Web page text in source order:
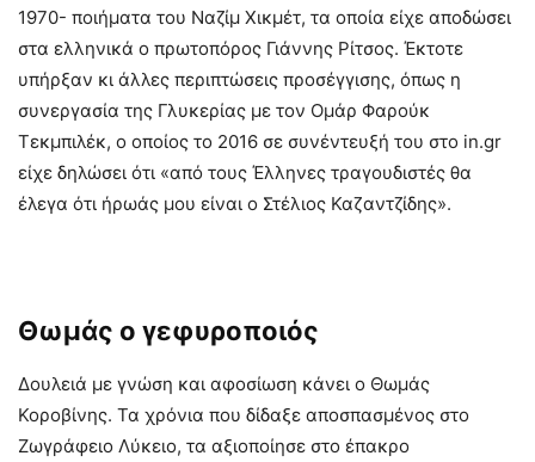
1970- ποιήματα του Ναζίμ Χικμέτ, τα οποία είχε αποδώσει
στα ελληνικά ο πρωτοπόρος Γιάννης Ρίτσος. Έκτοτε
υπήρξαν κι άλλες περιπτώσεις προσέγγισης, όπως η
συνεργασία της Γλυκερίας με τον Ομάρ Φαρούκ
Τεκμπιλέκ, ο οποίος το 2016 σε συνέντευξή του στο in.gr
είχε δηλώσει ότι «από τους Έλληνες τραγουδιστές θα
έλεγα ότι ήρωάς μου είναι ο Στέλιος Καζαντζίδης».
Θωμάς ο γεφυροποιός
Δουλειά με γνώση και αφοσίωση κάνει ο Θωμάς
Κοροβίνης. Τα χρόνια που δίδαξε αποσπασμένος στο
Ζωγράφειο Λύκειο, τα αξιοποίησε στο έπακρο